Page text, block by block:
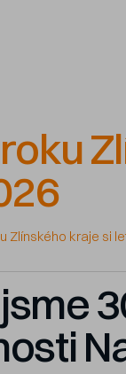
Zlínského kraje si